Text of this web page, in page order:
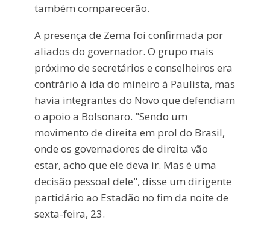
também comparecerão.
A presença de Zema foi confirmada por
aliados do governador. O grupo mais
próximo de secretários e conselheiros era
contrário à ida do mineiro à Paulista, mas
havia integrantes do Novo que defendiam
o apoio a Bolsonaro. "Sendo um
movimento de direita em prol do Brasil,
onde os governadores de direita vão
estar, acho que ele deva ir. Mas é uma
decisão pessoal dele", disse um dirigente
partidário ao Estadão no fim da noite de
sexta-feira, 23.